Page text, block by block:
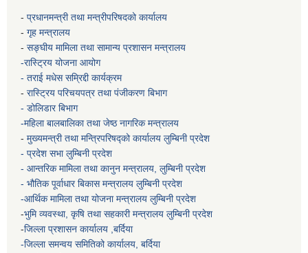
- प्रधानमन्त्री तथा मन्त्रीपरिषदको कार्यालय
- गृह मन्त्रालय
- सङ्घीय मामिला तथा सामान्य प्रशासन मन्त्रालय
-रास्ट्रिय योजना आयोग
- तराई मधेस सम्रिद्दी कार्यक्रम
- रास्ट्रिय परिचयपत्र तथा पंजीकरण बिभाग
- डोलिडार बिभाग
-महिला बालबालिका तथा जेष्ठ नागरिक मन्त्रालय
- मुख्यमन्त्री तथा मन्त्रिपरिषद्को कार्यालय लुम्बिनी प्रदेश
- प्रदेश सभा लुम्बिनी प्रदेश
- आन्तरिक मामिला तथा कानुन मन्त्रालय, लुम्बिनी प्रदेश
- भौतिक पूर्वाधार बिकास मन्त्रालय लुम्बिनी प्रदेश
-आर्थिक मामिला तथा योजना मन्त्रालय लुम्बिनी प्रदेश
-भुमि व्यवस्था, कृषि तथा सहकारी मन्त्रालय लुम्बिनी प्रदेश
-जिल्ला प्रशासन कार्यालय ,बर्दिया
-जिल्ला समन्वय समितिको कार्यालय, बर्दिया